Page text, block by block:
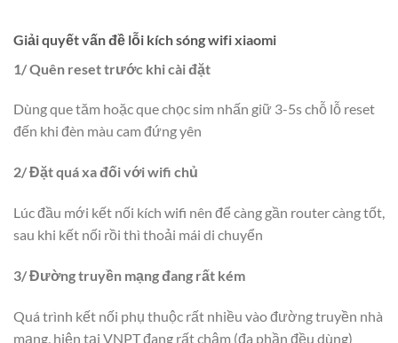
Giải quyết vấn đề lỗi kích sóng wifi xiaomi
1/ Quên reset trước khi cài đặt
Dùng que tăm hoặc que chọc sim nhấn giữ 3-5s chỗ lỗ reset
đến khi đèn màu cam đứng yên
2/ Đặt quá xa đối với wifi chủ
Lúc đầu mới kết nối kích wifi nên để càng gần router càng tốt,
sau khi kết nối rồi thì thoải mái di chuyển
3/ Đường truyền mạng đang rất kém
Quá trình kết nối phụ thuộc rất nhiều vào đường truyền nhà
mạng, hiện tại VNPT đang rất chậm (đa phần đều dùng)